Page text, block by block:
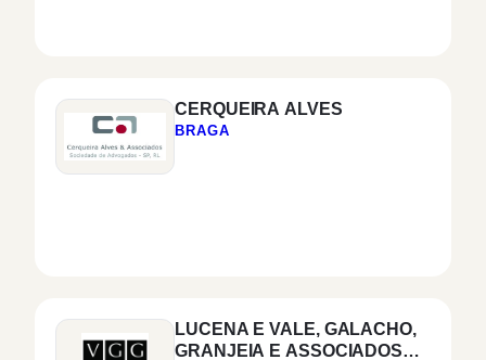
CERQUEIRA ALVES
BRAGA
LUCENA E VALE, GALACHO,
GRANJEIA E ASSOCIADOS